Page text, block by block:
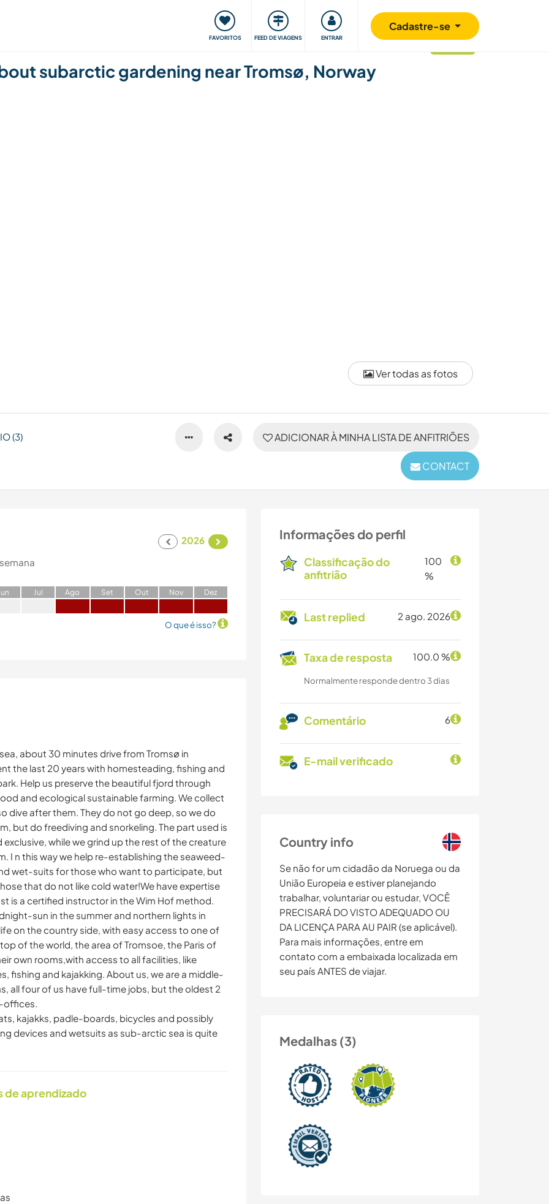
FAVORITOS FEED DE VIAGENS ENTRAR
Cadastre-se
Viaje e aprenda Comunidade Retribuindo Segurança
Ver todas as fotos
subarctic gardening near Tromsø, Norway
ADICIONAR À MINHA LISTA DE ANFITRIÕES
CONTACT
(3)
Informações do perfil
Classificação do
anfitrião
100
%
Last replied 2 ago. 2026
Taxa de resposta 100.0 %
Normalmente responde dentro 3 dias
Comentário 6
E-mail verificado
Country info
Se não for um cidadão da Noruega ou da
União Europeia e estiver planejando
trabalhar, voluntariar ou estudar, VOCÊ
PRECISARÁ DO VISTO ADEQUADO OU
DA LICENÇA PARA AU PAIR (se aplicável).
Para mais informações, entre em
contato com a embaixada localizada em
seu país ANTES de viajar.
Medalhas (3)
2026
un Jul Ago Set Out Nov Dez
O que é isso?
about 30 minutes drive from Tromsø in
the last 20 years with homesteading, fishing and
Help us preserve the beautiful fjord through
and ecological sustainable farming. We collect
dive after them. They do not go deep, so we do
but do freediving and snorkeling. The part used is
exclusive, while we grind up the rest of the creature
I n this way we help re-establishing the seaweed-
wet-suits for those who want to participate, but
that do not like cold water!We have expertise
is a certified instructor in the Wim Hof method.
sun in the summer and northern lights in
on the country side, with easy access to one of
of the world, the area of Tromsoe, the Paris of
own rooms,with access to all facilities, like
fishing and kajakking. About us, we are a middle-
all four of us have full-time jobs, but the oldest 2
offices.
kajakks, padle-boards, bicycles and possibly
devices and wetsuits as sub-arctic sea is quite
de aprendizado